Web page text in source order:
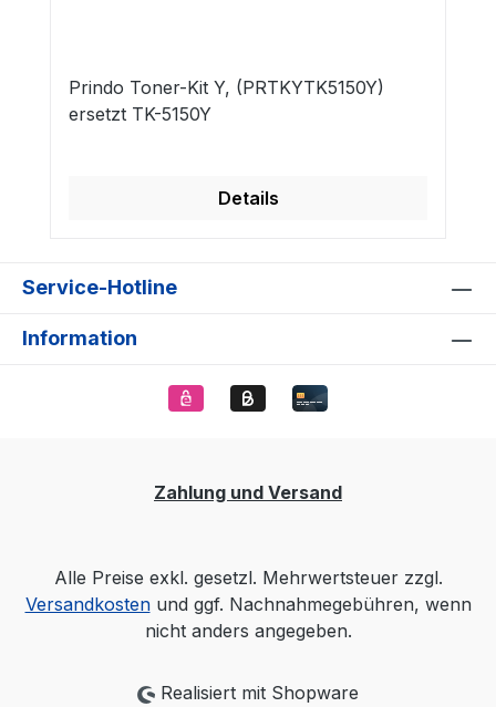
Prindo Toner-Kit Y, (PRTKYTK5150Y)
ersetzt TK-5150Y
Details
Service-Hotline
Information
Zahlung und Versand
Alle Preise exkl. gesetzl. Mehrwertsteuer zzgl.
Versandkostenund ggf. Nachnahmegebühren, wenn
nicht anders angegeben.
Realisiert mit Shopware